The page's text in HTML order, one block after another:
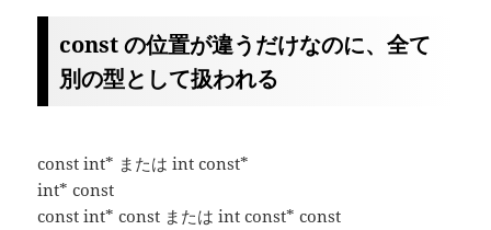
const の位置が違うだけなのに、全て
別の型として扱われる
const int* または int const*
int* const
const int* const または int const* const